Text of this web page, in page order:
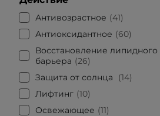
Антивозрастное
41
Антиоксидантное
60
Восстановление липидного
барьера
26
Защита от солнца
14
Лифтинг 10
Освежающее
11